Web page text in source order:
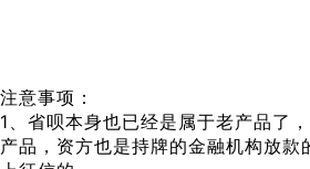
注意事项：
1、省呗本身也已经是属于老产品了
产品，资方也是持牌的金融机构放款